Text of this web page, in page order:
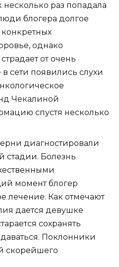
раз попадала
блогера долгое
однако
от очень
сети появились слухи
Чекалиной
спустя несколько
диагностировали
стадии. Болезнь
момент блогер
лечение. Как отмечают
дается девушке
сохранять
Поклонники
скорейшего